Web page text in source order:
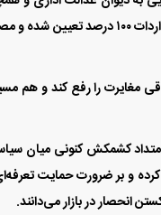
مغایرت را رفع کند و هم
کشمکش کنونی میان
و بر ضرورت حمایت
انحصار در بازار می‌دانند.
شرایط فروش محصولات
خودرو ویژه مرداد 1405